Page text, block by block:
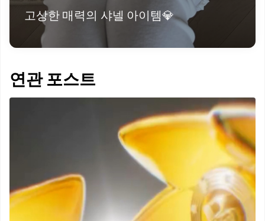
고상한 매력의 샤넬 아이템💎
연관 포스트